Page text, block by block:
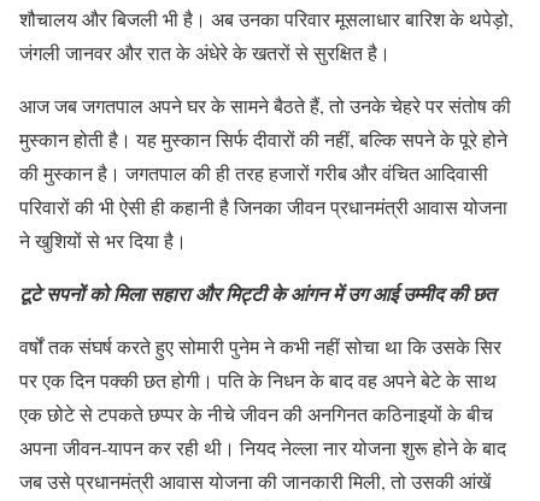
शौचालय और बिजली भी है। अब उनका परिवार मूसलाधार बारिश के थपेड़ो,
जंगली जानवर और रात के अंधेरे के खतरों से सुरक्षित है।
आज जब जगतपाल अपने घर के सामने बैठते हैं, तो उनके चेहरे पर संतोष की
मुस्कान होती है। यह मुस्कान सिर्फ दीवारों की नहीं, बल्कि सपने के पूरे होने
की मुस्कान है। जगतपाल की ही तरह हजारों गरीब और वंचित आदिवासी
परिवारों की भी ऐसी ही कहानी है जिनका जीवन प्रधानमंत्री आवास योजना
ने खुशियों से भर दिया है।
टूटे सपनों को मिला सहारा और मिट्टी के आंगन में उग आई उम्मीद की छत
वर्षों तक संघर्ष करते हुए सोमारी पुनेम ने कभी नहीं सोचा था कि उसके सिर
पर एक दिन पक्की छत होगी। पति के निधन के बाद वह अपने बेटे के साथ
एक छोटे से टपकते छप्पर के नीचे जीवन की अनगिनत कठिनाइयों के बीच
अपना जीवन-यापन कर रही थी। नियद नेल्ला नार योजना शुरू होने के बाद
जब उसे प्रधानमंत्री आवास योजना की जानकारी मिली, तो उसकी आंखें